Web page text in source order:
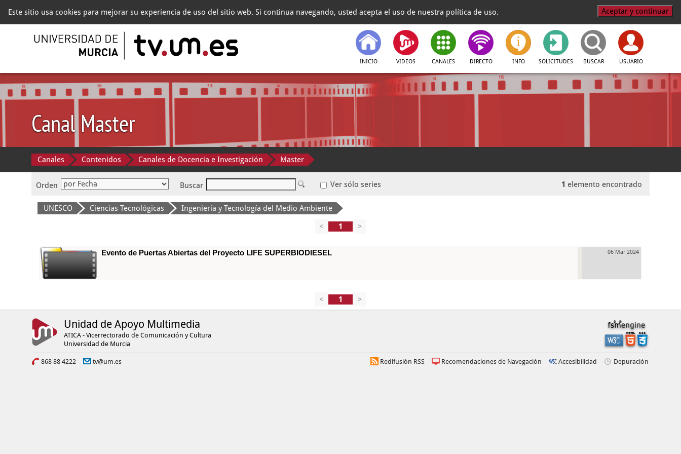
Este sitio usa cookies para mejorar su experiencia de uso del sitio web. Si continua navegando, usted acepta el uso de nuestra política de uso. Aceptar y continuar
INICIO VIDEOS CANALES DIRECTO INFO SOLICITUDES BUSCAR USUARIO
Canal Master
Canales Contenidos Canales de Docencia e Investigación Master
Orden Buscar Ver sólo series 1 elemento encontrado
UNESCO Ciencias Tecnológicas
Ingeniería y Tecnología del Medio Ambiente
<
>
06 Mar 2024
Evento de Puertas Abiertas del Proyecto LIFE SUPERBIODIESEL
< >
Unidad de Apoyo Multimedia
ATICA - Vicerrectorado de Comunicación y Cultura
Universidad de Murcia
868 88 4222 tv@um.es Redifusión RSS Recomendaciones de Navegación Accesibilidad Depuración